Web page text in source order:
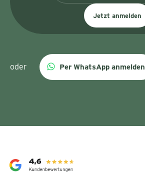
Jetzt anmelden
oder Per WhatsApp anmelden